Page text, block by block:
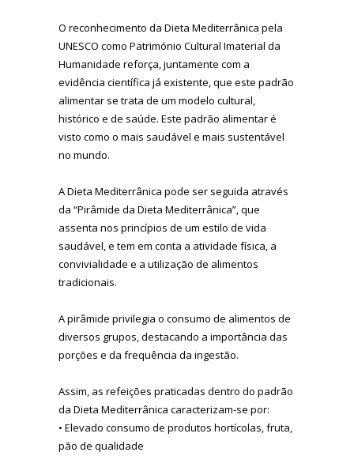
O reconhecimento da Dieta Mediterrânica pela
UNESCO como Património Cultural Imaterial da
Humanidade reforça, juntamente com a
evidência científica já existente, que este padrão
alimentar se trata de um modelo cultural,
histórico e de saúde. Este padrão alimentar é
visto como o mais saudável e mais sustentável
no mundo.
A Dieta Mediterrânica pode ser seguida através
da “Pirâmide da Dieta Mediterrânica”, que
assenta nos princípios de um estilo de vida
saudável, e tem em conta a atividade física, a
convivialidade e a utilização de alimentos
tradicionais.
A pirâmide privilegia o consumo de alimentos de
diversos grupos, destacando a importância das
porções e da frequência da ingestão.
Assim, as refeições praticadas dentro do padrão
da Dieta Mediterrânica caracterizam-se por:
• Elevado consumo de produtos hortícolas, fruta,
pão de qualidade